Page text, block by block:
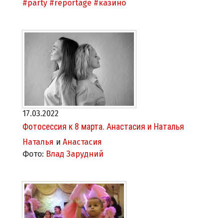
#party #reportage #казино
17.03.2022
Фотосессия к 8 марта. Анастасия и Наталья
Наталья и Анастасия
Фото: Влад Зарудний